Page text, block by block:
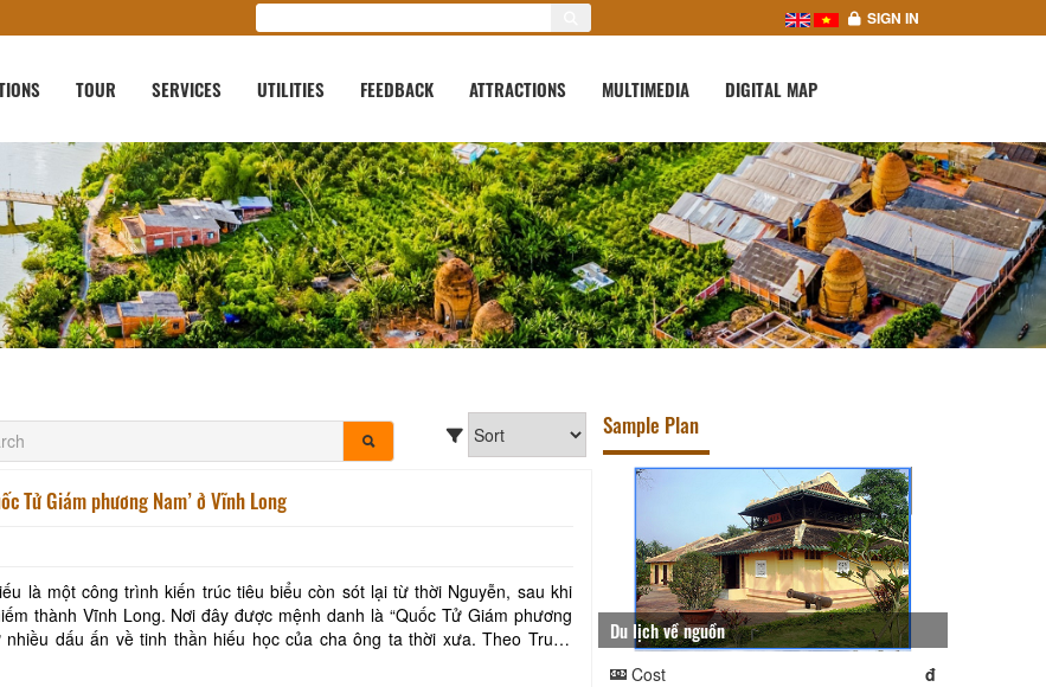
SIGN IN
TOUR SERVICES UTILITIES FEEDBACK ATTRACTIONS MULTIMEDIA DIGITAL MAP
Tử Giám phương Nam’ ở Vĩnh Long
là một công trình kiến trúc tiêu biểu còn sót lại từ thời Nguyễn, sau khi
thành Vĩnh Long. Nơi đây được mệnh danh là “Quốc Tử Giám phương
nhiều dấu ấn về tinh thần hiếu học của cha ông ta thời xưa. Theo Trung
Sample Plan
Du lịch về nguồn
Cost
đ